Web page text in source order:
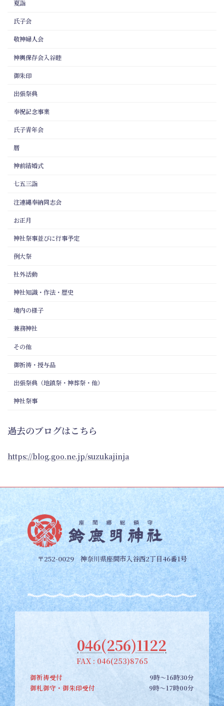
夏詣
氏子会
敬神婦人会
神輿保存会入谷睦
御朱印
出張祭典
奉祝記念事業
氏子青年会
暦
神前結婚式
七五三詣
注連縄奉納同志会
お正月
神社祭事並びに行事予定
例大祭
社外活動
神社知識・作法・歴史
境内の様子
兼務神社
その他
御祈祷・授与品
出張祭典（地鎮祭・神葬祭・他）
神社祭事
過去のブログはこちら
https://blog.goo.ne.jp/suzukajinja
〒252-0029 神奈川県座間市入谷西2丁目46番1号
046(256)1122
FAX : 046(253)8765
御祈祷受付
御札御守・御朱印受付
9時～16時30分
9時～17時00分